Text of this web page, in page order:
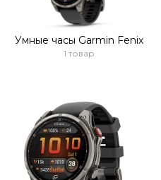
Умные часы Garmin Fenix
1 товар